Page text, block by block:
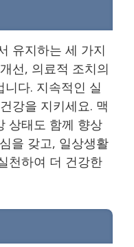
유지하는 세 가지
선, 의료적 조치의
다. 지속적인 실
강을 지키세요. 맥
상태도 함께 향상
을 갖고, 일상생활
천하여 더 건강한